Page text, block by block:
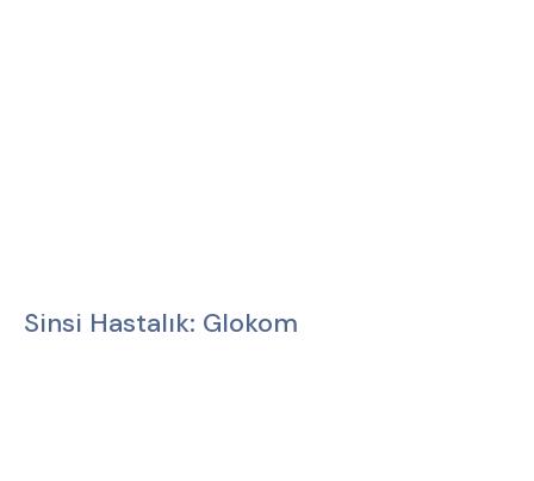
Sinsi Hastalık: Glokom